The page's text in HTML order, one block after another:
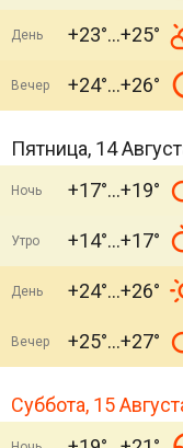
День +23° +25°
Вечер +24° +26°
Пятница, 14
Ночь +17° +19°
Утро +14° +17°
День +24° +26°
Вечер +25° +27°
Суббота, 15